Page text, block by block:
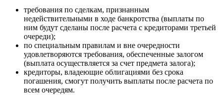
требования по сделкам, признанным
недействительными в ходе банкротства (выплаты по
ним будут сделаны после расчета с кредиторами третьей
очереди);
по специальным правилам и вне очередности
удовлетворяются требования, обеспеченные залогом
(выплата осуществляется за счет предмета залога);
кредиторы, владеющие облигациями без срока
погашения, смогут получить выплаты после расчета по
всем очередям.